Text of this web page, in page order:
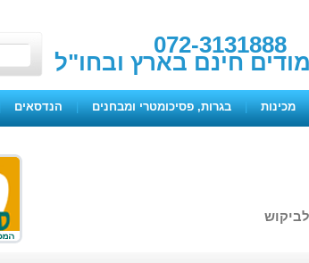
072-3131888
חינם בארץ ובחו"ל
מכינות | בגרות, פסיכומטרי ומבחנים | הנדסאים